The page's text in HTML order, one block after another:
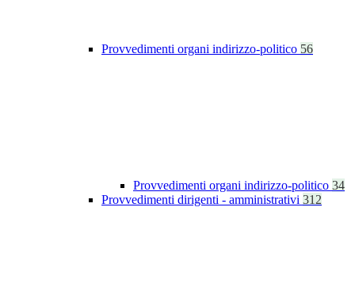
Provvedimenti organi indirizzo-politico 56
Provvedimenti organi indirizzo-politico 34
Provvedimenti dirigenti - amministrativi 312